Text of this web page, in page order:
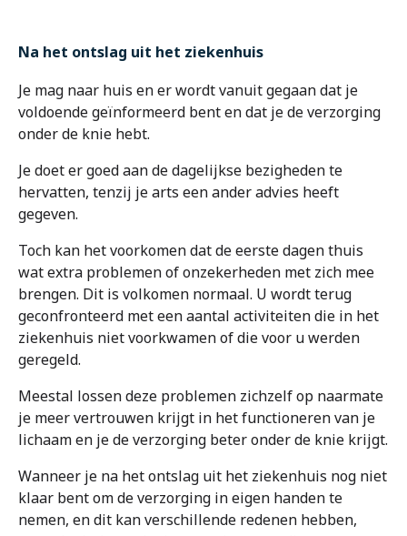
Na het ontslag uit het ziekenhuis
Je mag naar huis en er wordt vanuit gegaan dat je
voldoende geïnformeerd bent en dat je de verzorging
onder de knie hebt.
Je doet er goed aan de dagelijkse bezigheden te
hervatten, tenzij je arts een ander advies heeft
gegeven.
Toch kan het voorkomen dat de eerste dagen thuis
wat extra problemen of onzekerheden met zich mee
brengen. Dit is volkomen normaal. U wordt terug
geconfronteerd met een aantal activiteiten die in het
ziekenhuis niet voorkwamen of die voor u werden
geregeld.
Meestal lossen deze problemen zichzelf op naarmate
je meer vertrouwen krijgt in het functioneren van je
lichaam en je de verzorging beter onder de knie krijgt.
Wanneer je na het ontslag uit het ziekenhuis nog niet
klaar bent om de verzorging in eigen handen te
nemen, en dit kan verschillende redenen hebben,